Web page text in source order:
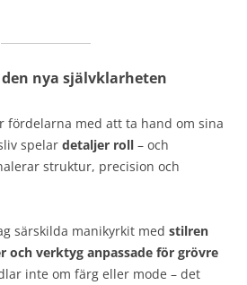
nya självklarheten
fördelarna med att ta hand om sina
spelar detaljer roll – och
struktur, precision och
särskilda manikyrkit med stilren
och verktyg anpassade för grövre
inte om färg eller mode – det